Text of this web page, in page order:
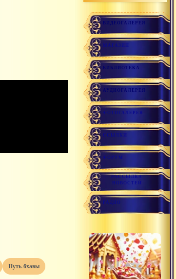
путь-бхавы
ВИДЕОГАЛЕРЕЯ
МАГАЗИН
БИБЛИОТЕКА
АУДИОГАЛЕРЕЯ
ФОТОГАЛЕРЕЯ
ССЫЛКИ
ФОРУМ
РАССЫЛКА
НОВОСТЕЙ
РАДИО